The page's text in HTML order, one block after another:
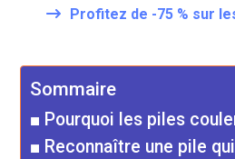
Profitez de -75 % sur
Sommaire
Pourquoi les piles
Reconnaître une pile